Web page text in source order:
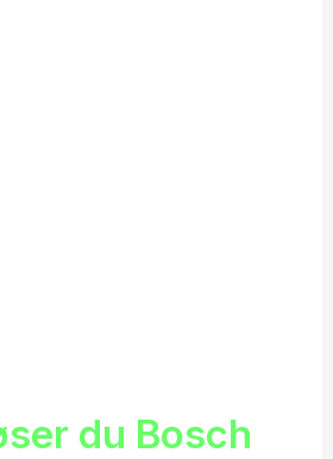
du Bosch